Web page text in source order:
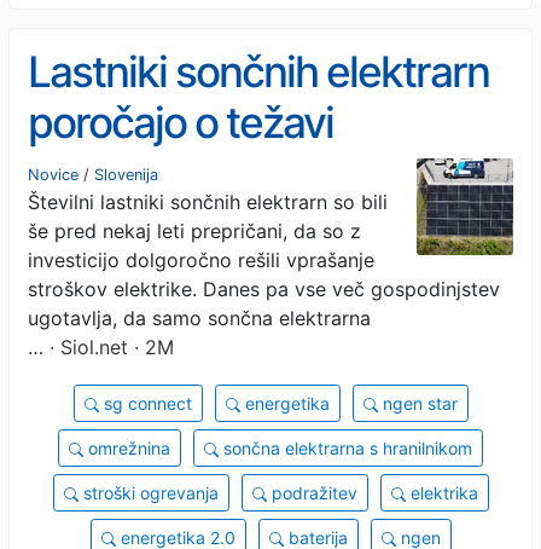
Lastniki sončnih elektrarn
poročajo o težavi
Novice / Slovenija
Številni lastniki sončnih elektrarn so bili
še pred nekaj leti prepričani, da so z
investicijo dolgoročno rešili vprašanje
stroškov elektrike. Danes pa vse več gospodinjstev
ugotavlja, da samo sončna elektrarna
… · Siol.net · 2M
sg connect energetika ngen star
omrežnina sončna elektrarna s hranilnikom
stroški ogrevanja podražitev elektrika
energetika 2.0 baterija ngen